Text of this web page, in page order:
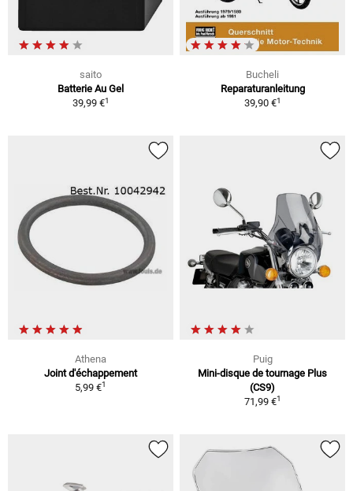
saito
Batterie Au Gel
39,99 €1
Bucheli
Reparaturanleitung
39,90 €1
Athena
Joint d'échappement
5,99 €1
Puig
Mini-disque de tournage Plus
(CS9)
71,99 €1